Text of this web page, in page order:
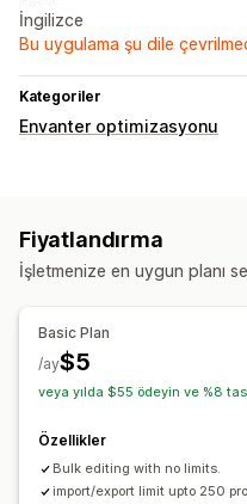
İngilizce
Bu uygulama şu dile
Kategoriler
Envanter optimizasyonu
Bildirimler ve analizler
Fiyatlandırma
İşletmenize en uygun planı
Basic Plan
$5
/ay
veya yılda $55 ödeyin ve %8
Özellikler
Bulk editing with no limits.
import/export limit upto 250